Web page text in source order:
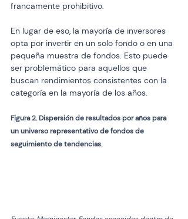
francamente prohibitivo.
En lugar de eso, la mayoría de inversores
opta por invertir en un solo fondo o en una
pequeña muestra de fondos. Esto puede
ser problemático para aquellos que
buscan rendimientos consistentes con la
categoría en la mayoría de los años.
Figura 2. Dispersión de resultados por años para
un universo representativo de fondos de
seguimiento de tendencias.